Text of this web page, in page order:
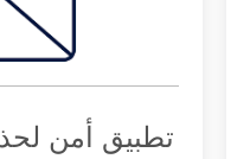
تطبيق أمن